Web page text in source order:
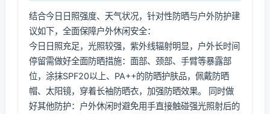
结合今日日照强度、天气状况，针对性防晒与户外防护建
议如下，全面保障户外休闲安全：
今日日照充足，光照较强，紫外线辐射明显，户外长时间
停留需做好全面防晒措施：面部、颈部、手臂等暴露部
位，涂抹SPF20以上、PA++的防晒护肤品，佩戴防晒
帽、太阳镜，穿着长袖防晒衣，加强防晒效果。 同时做
好其他防护：户外休闲时避免用手直接触碰强光照射后的